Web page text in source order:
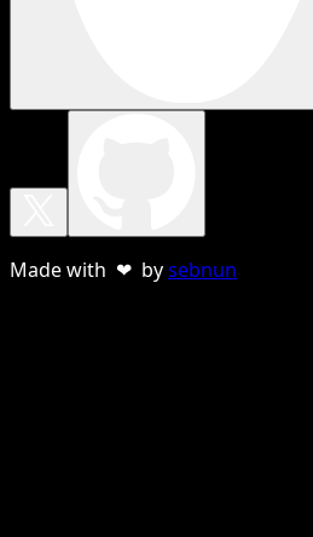
Made with ❤ bysebnun